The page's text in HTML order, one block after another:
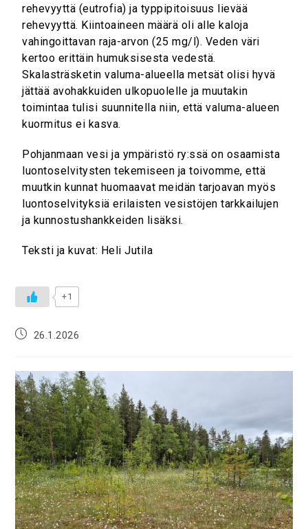
rehevyyttä (eutrofia) ja typpipitoisuus lievää
rehevyyttä. Kiintoaineen määrä oli alle kaloja
vahingoittavan raja-arvon (25 mg/l). Veden väri
kertoo erittäin humuksisesta vedestä.
Skalasträsketin valuma-alueella metsät olisi hyvä
jättää avohakkuiden ulkopuolelle ja muutakin
toimintaa tulisi suunnitella niin, että valuma-alueen
kuormitus ei kasva.
Pohjanmaan vesi ja ympäristö ry:ssä on osaamista
luontoselvitysten tekemiseen ja toivomme, että
muutkin kunnat huomaavat meidän tarjoavan myös
luontoselvityksiä erilaisten vesistöjen tarkkailujen
ja kunnostushankkeiden lisäksi.
Teksti ja kuvat: Heli Jutila
+1
26.1.2026